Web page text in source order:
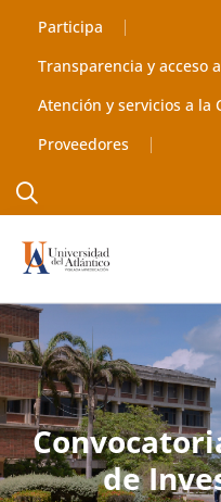
Participa
Transparencia y acceso
Atención y servicios a la
Proveedores
de